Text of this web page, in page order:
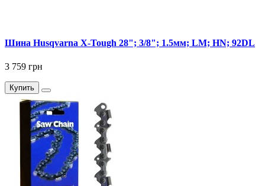
Шина Husqvarna X-Tough 28"; 3/8"; 1.5мм; LM; HN; 92DL
3 759 грн
Купить